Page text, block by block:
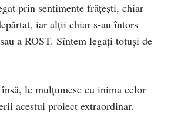
prin sentimente frățești, chiar
iar alții chiar s-au întors
a ROST. Sîntem legați totuși de
le mulțumesc cu inima celor
acestui proiect extraordinar.